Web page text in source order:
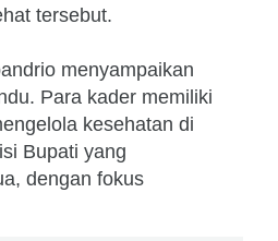
tersebut.
menyampaikan
Para kader memiliki
kesehatan di
Bupati yang
dengan fokus